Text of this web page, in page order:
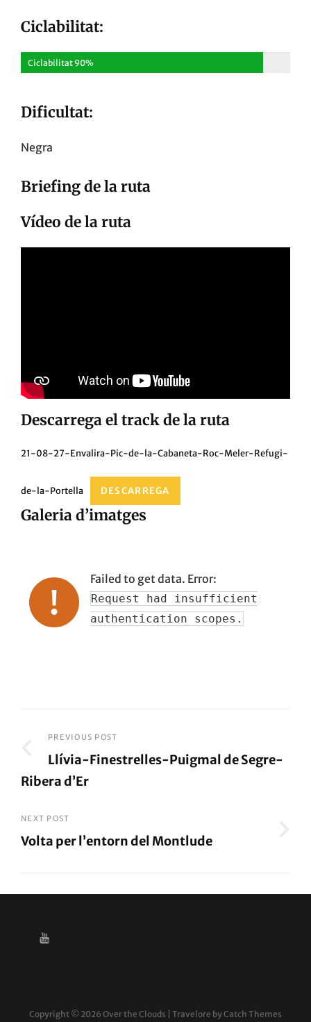
Ciclabilitat:
Ciclabilitat 90%
Dificultat:
Negra
Briefing de la ruta
Vídeo de la ruta
Descarrega el track de la ruta
21-08-27-Envalira-Pic-de-la-Cabaneta-Roc-Meler-Refugi-
de-la-Portella DESCARREGA
Galeria d’imatges
Failed to get data. Error:
Request had insufficient
authentication scopes.
Navegació
d'entrades
PREVIOUS POST
Llívia-Finestrelles-Puigmal de Segre-
Ribera d’Er
Post
NEXT POST
Volta per l’entorn del Montlude
YOUTUBE
Copyright © 2026 Over the Clouds Travelore by Catch Themes